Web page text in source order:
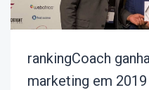
rankingCoach
marketing em 2019